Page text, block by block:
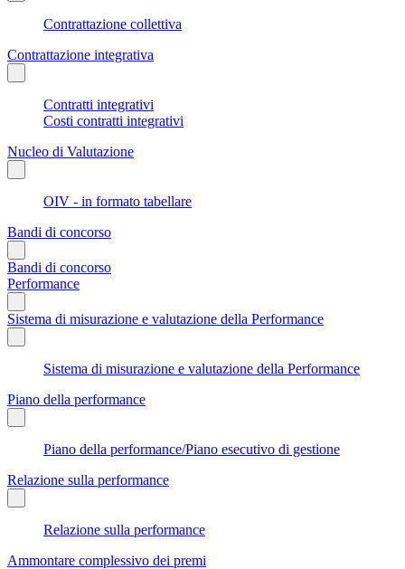
Contrattazione collettiva
Contrattazione integrativa
Contratti integrativi
Costi contratti integrativi
Nucleo di Valutazione
OIV - in formato tabellare
Bandi di concorso
Bandi di concorso
Performance
Sistema di misurazione e valutazione della Performance
Sistema di misurazione e valutazione della Performance
Piano della performance
Piano della performance/Piano esecutivo di gestione
Relazione sulla performance
Relazione sulla performance
Ammontare complessivo dei premi